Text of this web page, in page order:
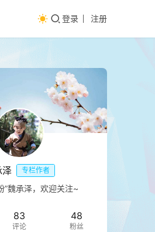
登录 注册
泽 专栏作者
”魏承泽，欢迎关注~
83
评论
48
粉丝